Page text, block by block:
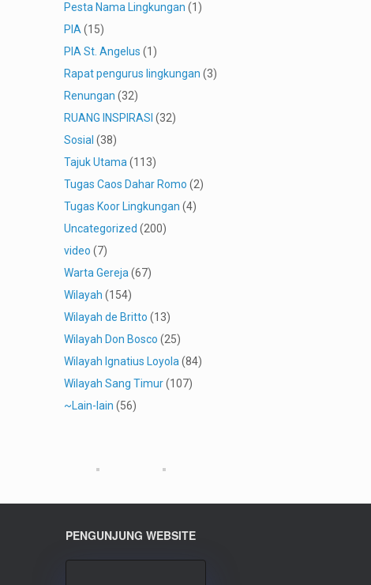
Pesta Nama Lingkungan (1)
PIA (15)
PIA St. Angelus (1)
Rapat pengurus lingkungan (3)
Renungan (32)
RUANG INSPIRASI (32)
Sosial (38)
Tajuk Utama (113)
Tugas Caos Dahar Romo (2)
Tugas Koor Lingkungan (4)
Uncategorized (200)
video (7)
Warta Gereja (67)
Wilayah (154)
Wilayah de Britto (13)
Wilayah Don Bosco (25)
Wilayah Ignatius Loyola (84)
Wilayah Sang Timur(107)
~Lain-lain (56)
PENGUNJUNG WEBSITE